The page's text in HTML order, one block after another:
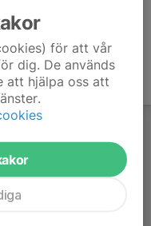
för att vår
dig. De används
att hjälpa oss att